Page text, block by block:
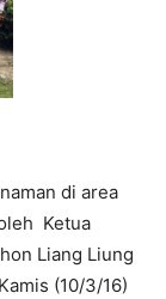
di area
Ketua
Liang Liung
(10/3/16)